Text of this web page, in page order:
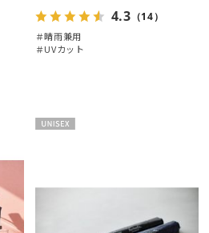
4.3 （14）
＃晴雨兼用
＃UVカット